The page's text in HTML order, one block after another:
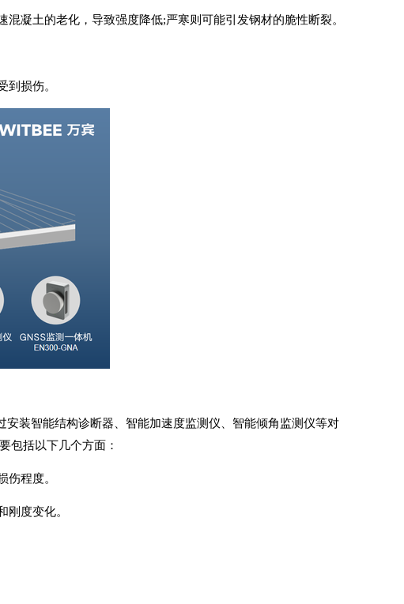
凝土的老化，导致强度降低;严寒则可能引发钢材的脆性断裂。
到损伤。
安装智能结构诊断器 、智能加速度监测仪、智能倾角监测仪等对
包括以下几个方面：
伤程度。
度变化。